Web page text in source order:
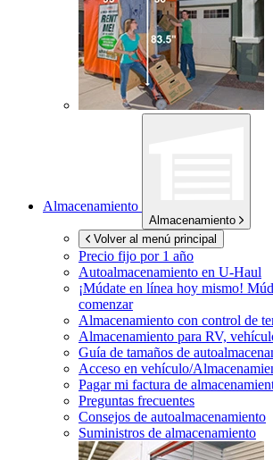
Almacenamiento
Almacenamiento
Volver al menú principal
Precio fijo por 1 año
Autoalmacenamiento en U-Haul
¡Múdate en línea hoy mismo!
comenzar
Almacenamiento con control de
Almacenamiento para RV,
Guía de tamaños de
Acceso en vehículo/
Pagar mi factura de
Preguntas frecuentes
Consejos de autoalmacenamiento
Suministros de almacenamiento